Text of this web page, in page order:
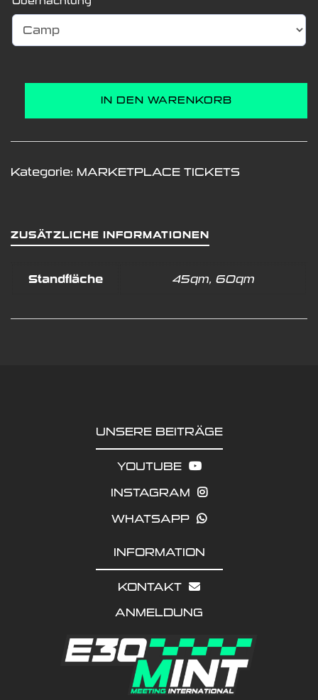
Menge
IN DEN WARENKORB
Kategorie: MARKETPLACE TICKETS
ZUSÄTZLICHE INFORMATIONEN
Standfläche 45qm, 60qm
UNSERE BEITRÄGE
YOUTUBE
INSTAGRAM
WHATSAPP
INFORMATION
KONTAKT
ANMELDUNG